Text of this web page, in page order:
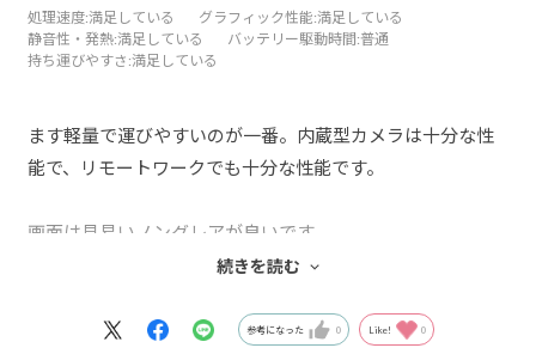
処理速度:満足している グラフィック性能:満足している
静音性・発熱:満足している バッテリー駆動時間 :普通
持ち運びやすさ :満足している
ます軽量で運びやすいのが一番。内蔵型カメラは十分な性
能で、リモートワークでも十分な性能です。
画面は見易いノングレアが良いです。
変換キーがもう少し大きければ、更に打ちやすいと感じま
Wi-Fi 性能も申し分ありません。
続きを読む
参考になった 0 Like! 0